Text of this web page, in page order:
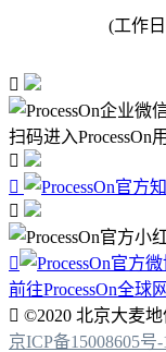
(工作

扫码进入ProcessOn




前往ProcessOn全球
 ©2020 北京大麦
京ICP备15008605号-